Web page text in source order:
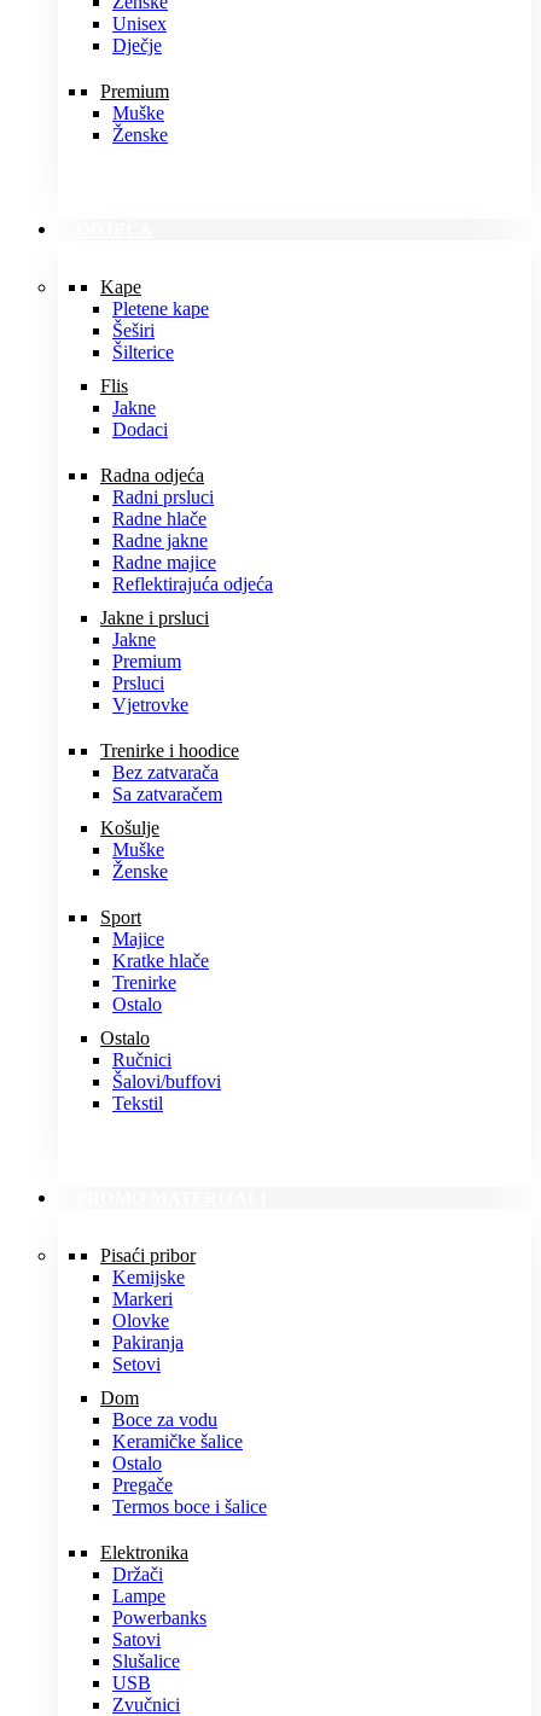
Unisex
Dječje
Premium
Muške
Ženske
Kape
Pletene kape
Šeširi
Šilterice
Flis
Jakne
Dodaci
Radna odjeća
Radni prsluci
Radne hlače
Radne jakne
Radne majice
Reflektirajuća odjeća
Jakne i prsluci
Jakne
Premium
Prsluci
Vjetrovke
Trenirke i hoodice
Bez zatvarača
Sa zatvaračem
Košulje
Muške
Ženske
Sport
Majice
Kratke hlače
Trenirke
Ostalo
Ostalo
Ručnici
Šalovi/buffovi
Tekstil
Pisaći pribor
Kemijske
Markeri
Olovke
Pakiranja
Setovi
Dom
Boce za vodu
Keramičke šalice
Ostalo
Pregače
Termos boce i šalice
Elektronika
Držači
Lampe
Powerbanks
Satovi
Slušalice
USB
Zvučnici